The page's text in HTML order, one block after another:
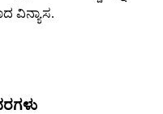
ವಿನ್ಯಾಸ.